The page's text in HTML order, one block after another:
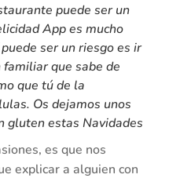
puede ser un
Appes mucho
ser un riesgo es ir
que sabe de
que tú de la
Os dejamos unos
gluten estas Navidades
es que nos
explicar a alguien con